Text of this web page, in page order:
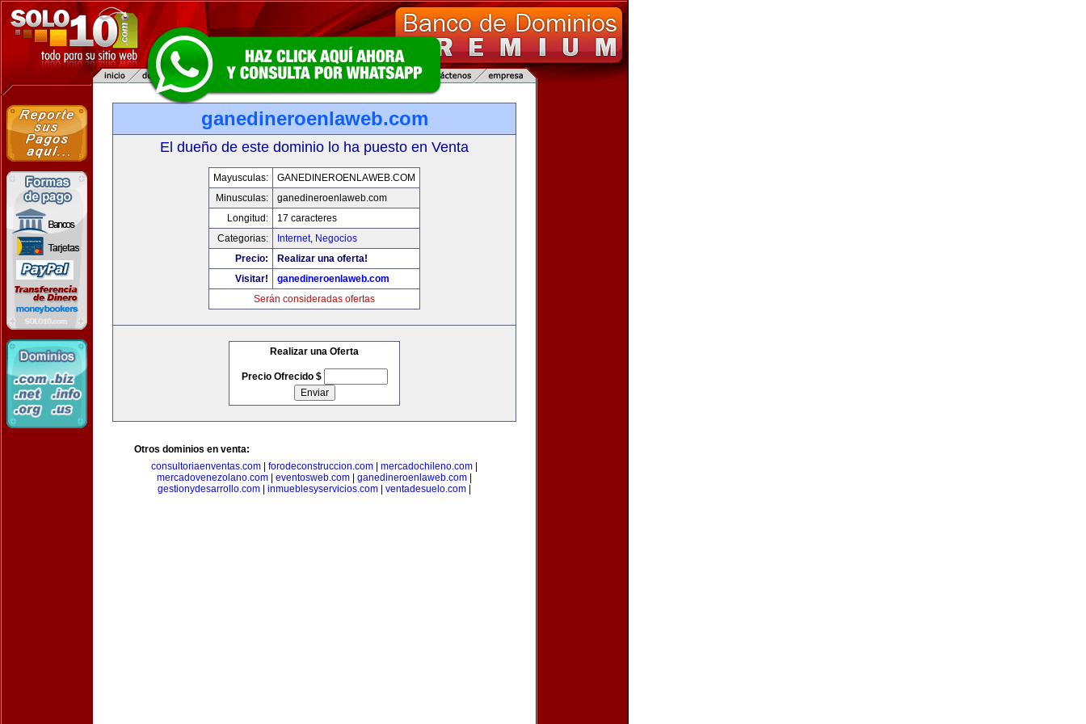
ganedineroenlaweb.com
El dueño de este dominio lo ha puesto en Venta
Mayusculas:
GANEDINEROENLAWEB.COM
Minusculas:
ganedineroenlaweb.com
Longitud:
17 caracteres
Categorias:
Internet, Negocios
Precio:
Realizar una oferta!
Visitar!
ganedineroenlaweb.com
Serán consideradas ofertas
Realizar una Oferta
Precio Ofrecido $
Otros dominios en venta:
consultoriaenventas.com
forodeconstruccion.com mercadochileno.com
mercadovenezolano.com
eventosweb.com ganedineroenlaweb.com
gestionydesarrollo.com
inmueblesyservicios.com ventadesuelo.com